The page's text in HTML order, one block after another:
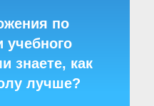
по
учебного
знаете, как
лучше?